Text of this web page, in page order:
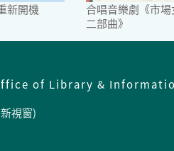
新開機
合唱音樂劇《市
二部曲》
of Library &
視窗)